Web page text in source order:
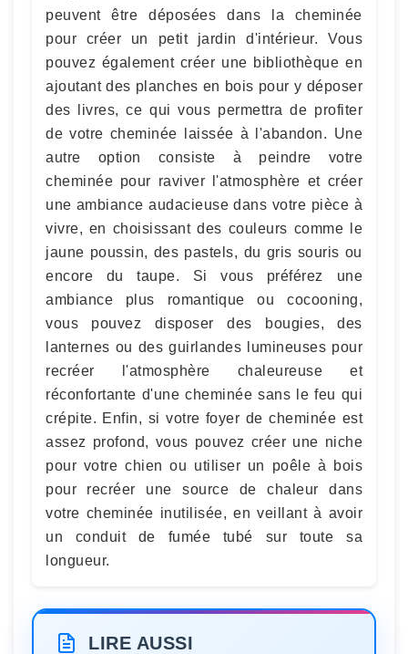
peuvent être déposées dans la cheminée
pour créer un petit jardin d'intérieur. Vous
pouvez également créer une bibliothèque en
ajoutant des planches en bois pour y déposer
des livres, ce qui vous permettra de profiter
de votre cheminée laissée à l'abandon. Une
autre option consiste à peindre votre
cheminée pour raviver l'atmosphère et créer
une ambiance audacieuse dans votre pièce à
vivre, en choisissant des couleurs comme le
jaune poussin, des pastels, du gris souris ou
encore du taupe. Si vous préférez une
ambiance plus romantique ou cocooning,
vous pouvez disposer des bougies, des
lanternes ou des guirlandes lumineuses pour
recréer l'atmosphère chaleureuse et
réconfortante d'une cheminée sans le feu qui
crépite. Enfin, si votre foyer de cheminée est
assez profond, vous pouvez créer une niche
pour votre chien ou utiliser un poêle à bois
pour recréer une source de chaleur dans
votre cheminée inutilisée, en veillant à avoir
un conduit de fumée tubé sur toute sa
longueur.
LIRE AUSSI